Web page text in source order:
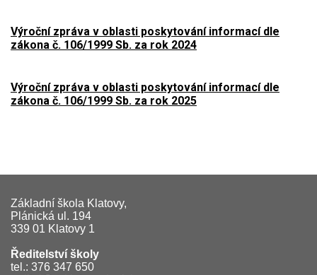
Výroční zpráva v oblasti poskytování informací dle
zákona č. 106/1999 Sb. za rok 2024
Výroční zpráva v oblasti poskytování informací dle
zákona č. 106/1999 Sb. za rok 2025
Základní škola Klatovy,
Plánická ul. 194
339 01 Klatovy 1
Ředitelství školy
tel.: 376 347 650